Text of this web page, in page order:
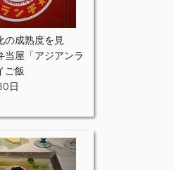
の成熟度を見
屋「アジアンラ
ご飯
日